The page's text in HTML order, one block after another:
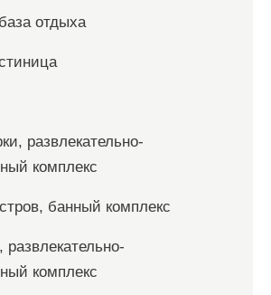
отдыха
развлекательно-
комплекс
банный комплекс
развлекательно-
комплекс